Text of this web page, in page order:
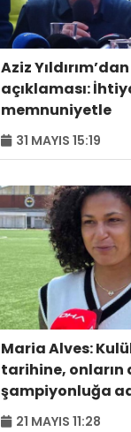
Aziz
açıklaması:
memnuniyetle
31 MAYIS 15:19
Maria Alves:
tarihine, onların
şampiyonluğa
yazdırdım
21 MAYIS 11:28